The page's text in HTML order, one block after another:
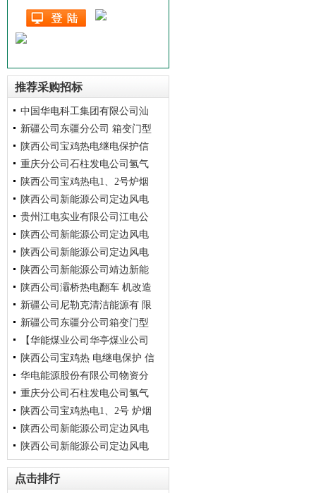
推荐采购招标
中国华电科工集团有限公司汕
头水岛-安装工程谈判采购公告
新疆公司东疆分公司 箱变门型
杆下引线改造询比采购公告
（变更）
陕西公司宝鸡热电继电保护信
息子站更新改 造施工询比采购
公告（变更）
重庆分公司石柱发电公司氢气
管道焊接工艺改良项目施工类
询比采购公告（变更）
陕西公司宝鸡热电1、2号炉烟
风道非金属 膨胀节蒙皮更换施
工询比采购公告（变更）
陕西公司新能源公司定边风电
油房庄风场15台三一机 组变桨
电机编码 器改造项目询比
贵州江电实业有限公司江电公
司云岩分公司乌江怡苑道路维
修工程项目询比采购公告
陕西公司新能源公司定边风电
张家山、油房庄风场33台风机
齿轮 箱中空轴漏油改造项
陕西公司新能源公司定边风电
张家山、油房庄风场25台明阳
机组艾默生变流器IGBT扩
陕西公司新能源公司靖边新能
源元梁山风场17台天威风机变
桨系统升级改造项目询比
陕西公司灞桥热电翻车 机改造
询比采购公告（变更）
新疆公司尼勒克清洁能源有 限
公司直流电缆防护性改造项目
询比采购公告（变更）
新疆公司东疆分公司箱变门型
杆下引 线改造询比采购公告
（变更）
【华能煤业公司华亭煤业公司
清能煤化工公司10KV高压真空
断路器招标项目】招标公告
陕西公司宝鸡热 电继电保护 信
息子站更新改造施工询比采购
公告 （变更）
华电能源股份有限公司物资分
公司SHR260407XB03 哈热公司
7号机组凝汽器及冷油器端
重庆分公司石柱发电公司氢气
管道 焊接工艺改良项目施工类
询比采购公告（变更）
陕西公司宝鸡热电1、2号 炉烟
风道非金属膨胀节蒙皮更换施
工询比采购公告（变更）
陕西公司新能源公司定边风电
油房庄风场 15台三一机组变桨
陕西公司新能源公司定边风电
齿轮箱中空轴漏油改造项
点击排行